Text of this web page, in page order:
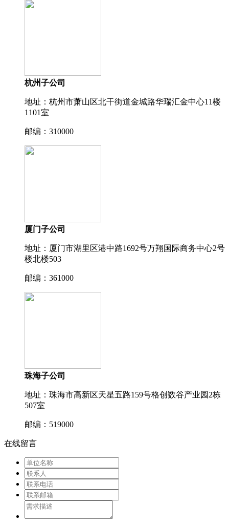
杭州子公司
地址：杭州市萧山区北干街道金城路华瑞汇金中心11楼
1101室
邮编：310000
厦门子公司
地址：厦门市湖里区港中路1692号万翔国际商务中⼼2号
楼北楼503
邮编：361000
珠海子公司
地址：珠海市高新区天星五路159号格创数谷产业园2栋
507室
邮编：519000
在线留言